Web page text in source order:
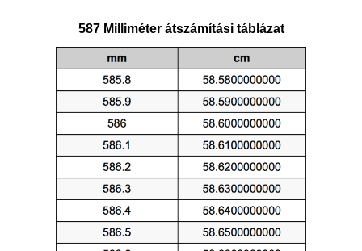
587 Milliméter átszámítási táblázat